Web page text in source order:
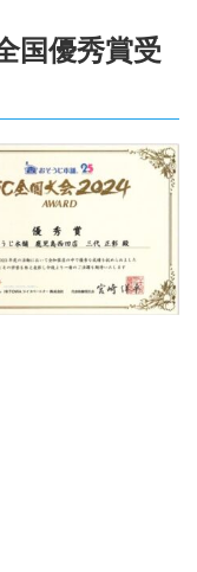
国優秀賞受